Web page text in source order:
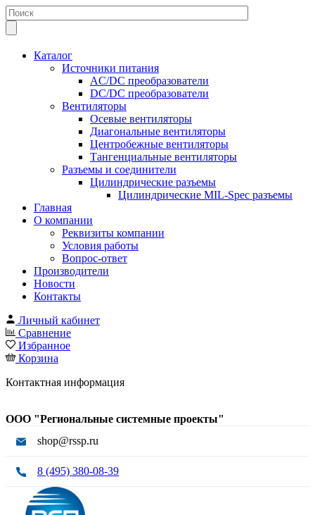
Каталог
Источники питания
AC/DC преобразователи
DC/DC преобразователи
Вентиляторы
Осевые вентиляторы
Диагональные вентиляторы
Центробежные вентиляторы
Тангенциальные вентиляторы
Разъемы и соединители
Цилиндрические разъемы
Цилиндрические MIL-Spec разъемы
Главная
О компании
Реквизиты компании
Условия работы
Вопрос-ответ
Производители
Новости
Контакты
Личный кабинет
Сравнение
Избранное
Корзина
Контактная информация
ООО "Региональные системные проекты"
shop@rssp.ru
8 (495) 380-08-39